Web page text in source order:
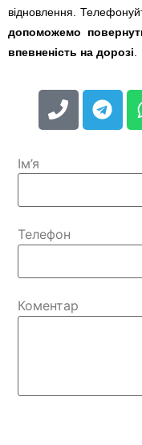
відновлення.
допоможемо
впевненість на дорозі.
Ім’я
Телефон
Коментар